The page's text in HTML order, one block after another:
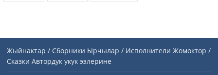
Жыйнактар / Сборники Ырчылар / Исполнители Жомоктор /
Сказки Автордук укук ээлерине